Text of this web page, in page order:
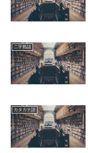
二字熟語
カタカナ語